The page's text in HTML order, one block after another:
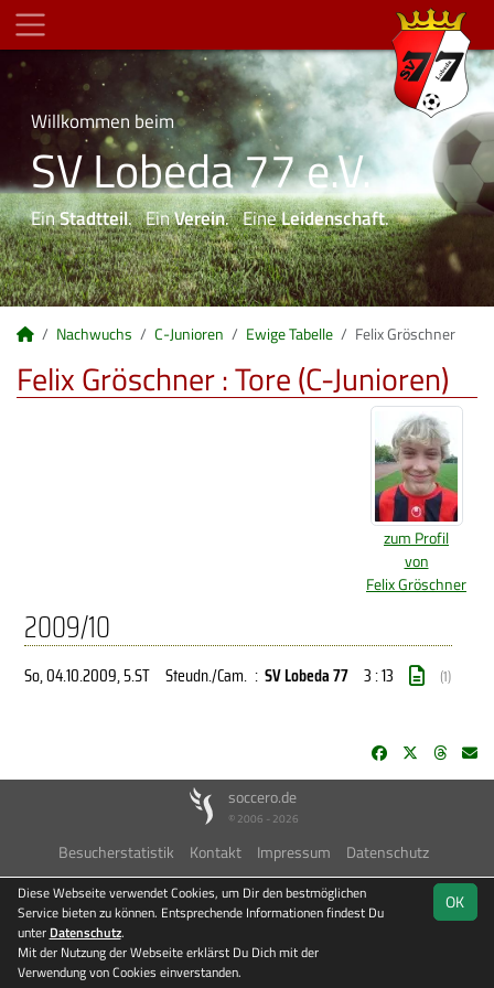
Willkommen beim
SV Lobeda 77 e.V.
EinStadtteil. EinVerein. EineLeidenschaft.
Nachwuchs C-Junioren Ewige Tabelle Felix Gröschner
Felix Gröschner : Tore (C-Junioren)
zum Profil
von
Felix Gröschner
2009/10
So, 04.10.2009, 5.ST Steudn./Cam. : SV Lobeda 77 3 : 13 (1)
soccero.de
© 2006 - 2026
Besucherstatistik Kontakt Impressum Datenschutz
OK
Diese Webseite verwendet Cookies, um Dir den bestmöglichen
Service bieten zu können. Entsprechende Informationen findest Du
unter Datenschutz.
Mit der Nutzung der Webseite erklärst Du Dich mit der
Verwendung von Cookies einverstanden.